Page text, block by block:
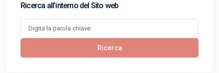
Ricerca all’interno del Sito web
Ricerca